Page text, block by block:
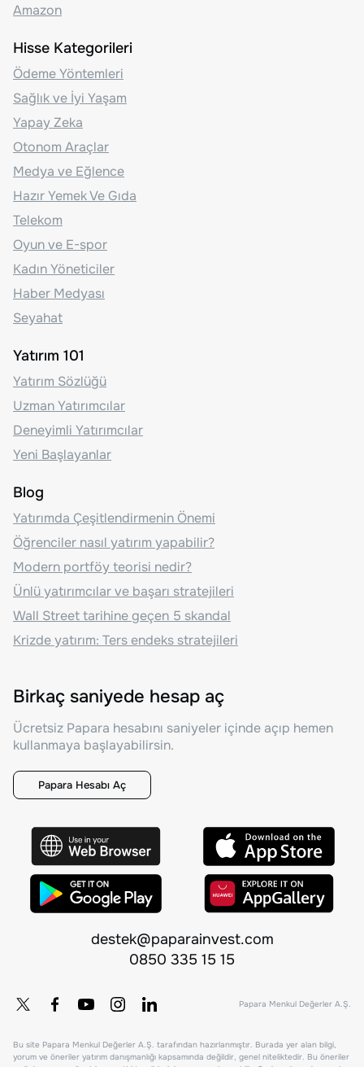
Amazon
Hisse Kategorileri
Ödeme Yöntemleri
Sağlık ve İyi Yaşam
Yapay Zeka
Otonom Araçlar
Medya ve Eğlence
Hazır Yemek Ve Gıda
Telekom
Oyun ve E-spor
Kadın Yöneticiler
Haber Medyası
Seyahat
Yatırım 101
Yatırım Sözlüğü
Uzman Yatırımcılar
Deneyimli Yatırımcılar
Yeni Başlayanlar
Blog
Yatırımda Çeşitlendirmenin Önemi
Öğrenciler nasıl yatırım yapabilir?
Modern portföy teorisi nedir?
Ünlü yatırımcılar ve başarı stratejileri
Wall Street tarihine geçen 5 skandal
Krizde yatırım: Ters endeks stratejileri
Birkaç saniyede hesap aç
Ücretsiz Papara hesabını saniyeler içinde açıp hemen
kullanmaya başlayabilirsin.
Papara Hesabı Aç
destek@paparainvest.com
0850 335 15 15
Papara Menkul Değerler A.Ş.
Bu site Papara Menkul Değerler A.Ş. tarafından hazırlanmıştır. Burada yer alan bilgi,
yorum ve öneriler yatırım danışmanlığı kapsamında değildir, genel niteliktedir. Bu öneriler